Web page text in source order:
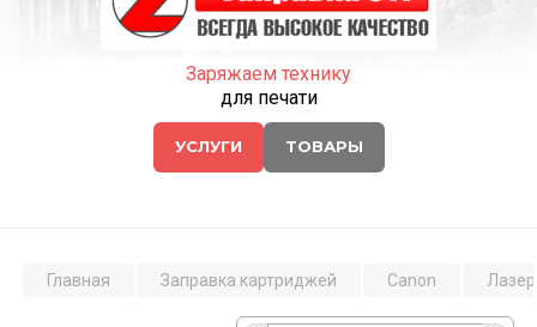
Заряжаем технику
для печати
УСЛУГИ ТОВАРЫ
Главная Заправка картриджей Canon